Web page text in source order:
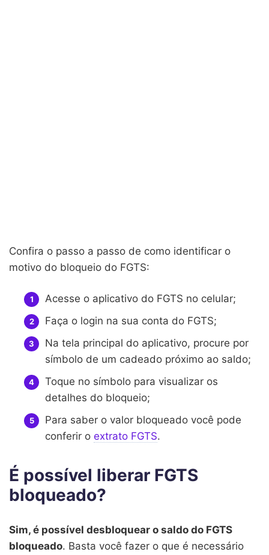
Confira o passo a passo de como identificar o
motivo do bloqueio do FGTS:
Acesse o aplicativo do FGTS no celular;
Faça o login na sua conta do FGTS;
Na tela principal do aplicativo, procure por
símbolo de um cadeado próximo ao saldo;
Toque no símbolo para visualizar os
detalhes do bloqueio;
Para saber o valor bloqueado você pode
conferir o extrato FGTS.
É possível liberar FGTS
bloqueado?
Sim, é possível desbloquear o saldo do FGTS
bloqueado. Basta você fazer o que é necessário